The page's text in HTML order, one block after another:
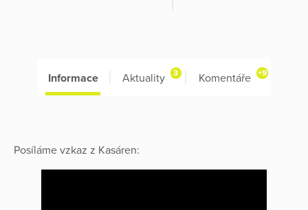
Informace Aktuality 3 Komentáře +9
Posíláme vzkaz z Kasáren: